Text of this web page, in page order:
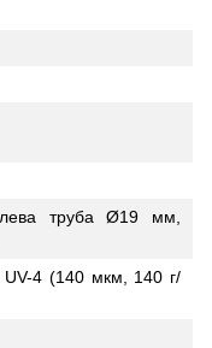
труба Ø19 мм,
UV-4 (140 мкм, 140 г/